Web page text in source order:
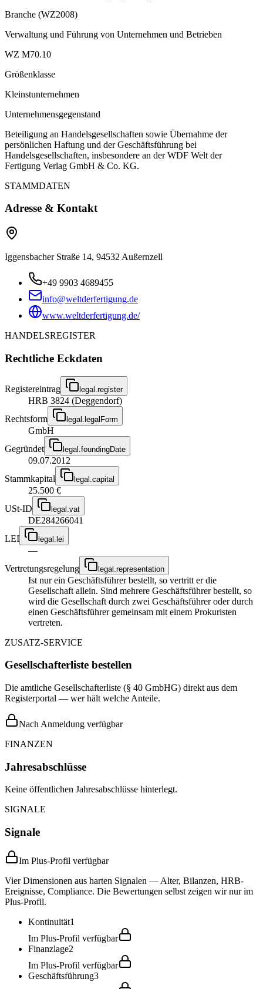
Branche (WZ2008)
Verwaltung und Führung von Unternehmen und Betrieben
WZ M70.10
Größenklasse
Kleinstunternehmen
Unternehmensgegenstand
Beteiligung an Handelsgesellschaften sowie Übernahme der
persönlichen Haftung und der Geschäftsführung bei
Handelsgesellschaften, insbesondere an der WDF Welt der
Fertigung Verlag GmbH & Co. KG.
STAMMDATEN
Adresse & Kontakt
Iggensbacher Straße 14, 94532 Außernzell
+49 9903 4689455
info@weltderfertigung.de
www.weltderfertigung.de/
HANDELSREGISTER
Rechtliche Eckdaten
Registereintrag legal.register
HRB 3824 (Deggendorf)
Rechtsform
legal.legalForm
GmbH
Gegründet
legal.foundingDate
09.07.2012
Stammkapital
legal.capital
25.500 €
USt-ID
legal.vat
DE284266041
LEI
legal.lei
—
Vertretungsregelung
legal.representation
Ist nur ein Geschäftsführer bestellt, so vertritt er die
Gesellschaft allein. Sind mehrere Geschäftsführer bestellt, so
wird die Gesellschaft durch zwei Geschäftsführer oder durch
einen Geschäftsführer gemeinsam mit einem Prokuristen
vertreten.
ZUSATZ-SERVICE
Gesellschafterliste bestellen
Die amtliche Gesellschafterliste (§ 40 GmbHG) direkt aus dem
Registerportal — wer hält welche Anteile.
Nach Anmeldung verfügbar
FINANZEN
Jahresabschlüsse
Keine öffentlichen Jahresabschlüsse hinterlegt.
SIGNALE
Signale
Im Plus-Profil verfügbar
Vier Dimensionen aus harten Signalen — Alter, Bilanzen, HRB-
Ereignisse, Compliance. Die Bewertungen selbst zeigen wir nur im
Plus-Profil.
Kontinuität1
Im Plus-Profil verfügbar
Finanzlage2
Im Plus-Profil verfügbar
Geschäftsführung3